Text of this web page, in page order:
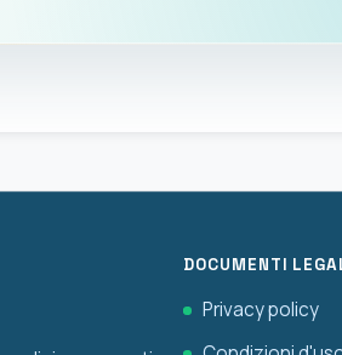
DOCUMENTI
Privacy policy